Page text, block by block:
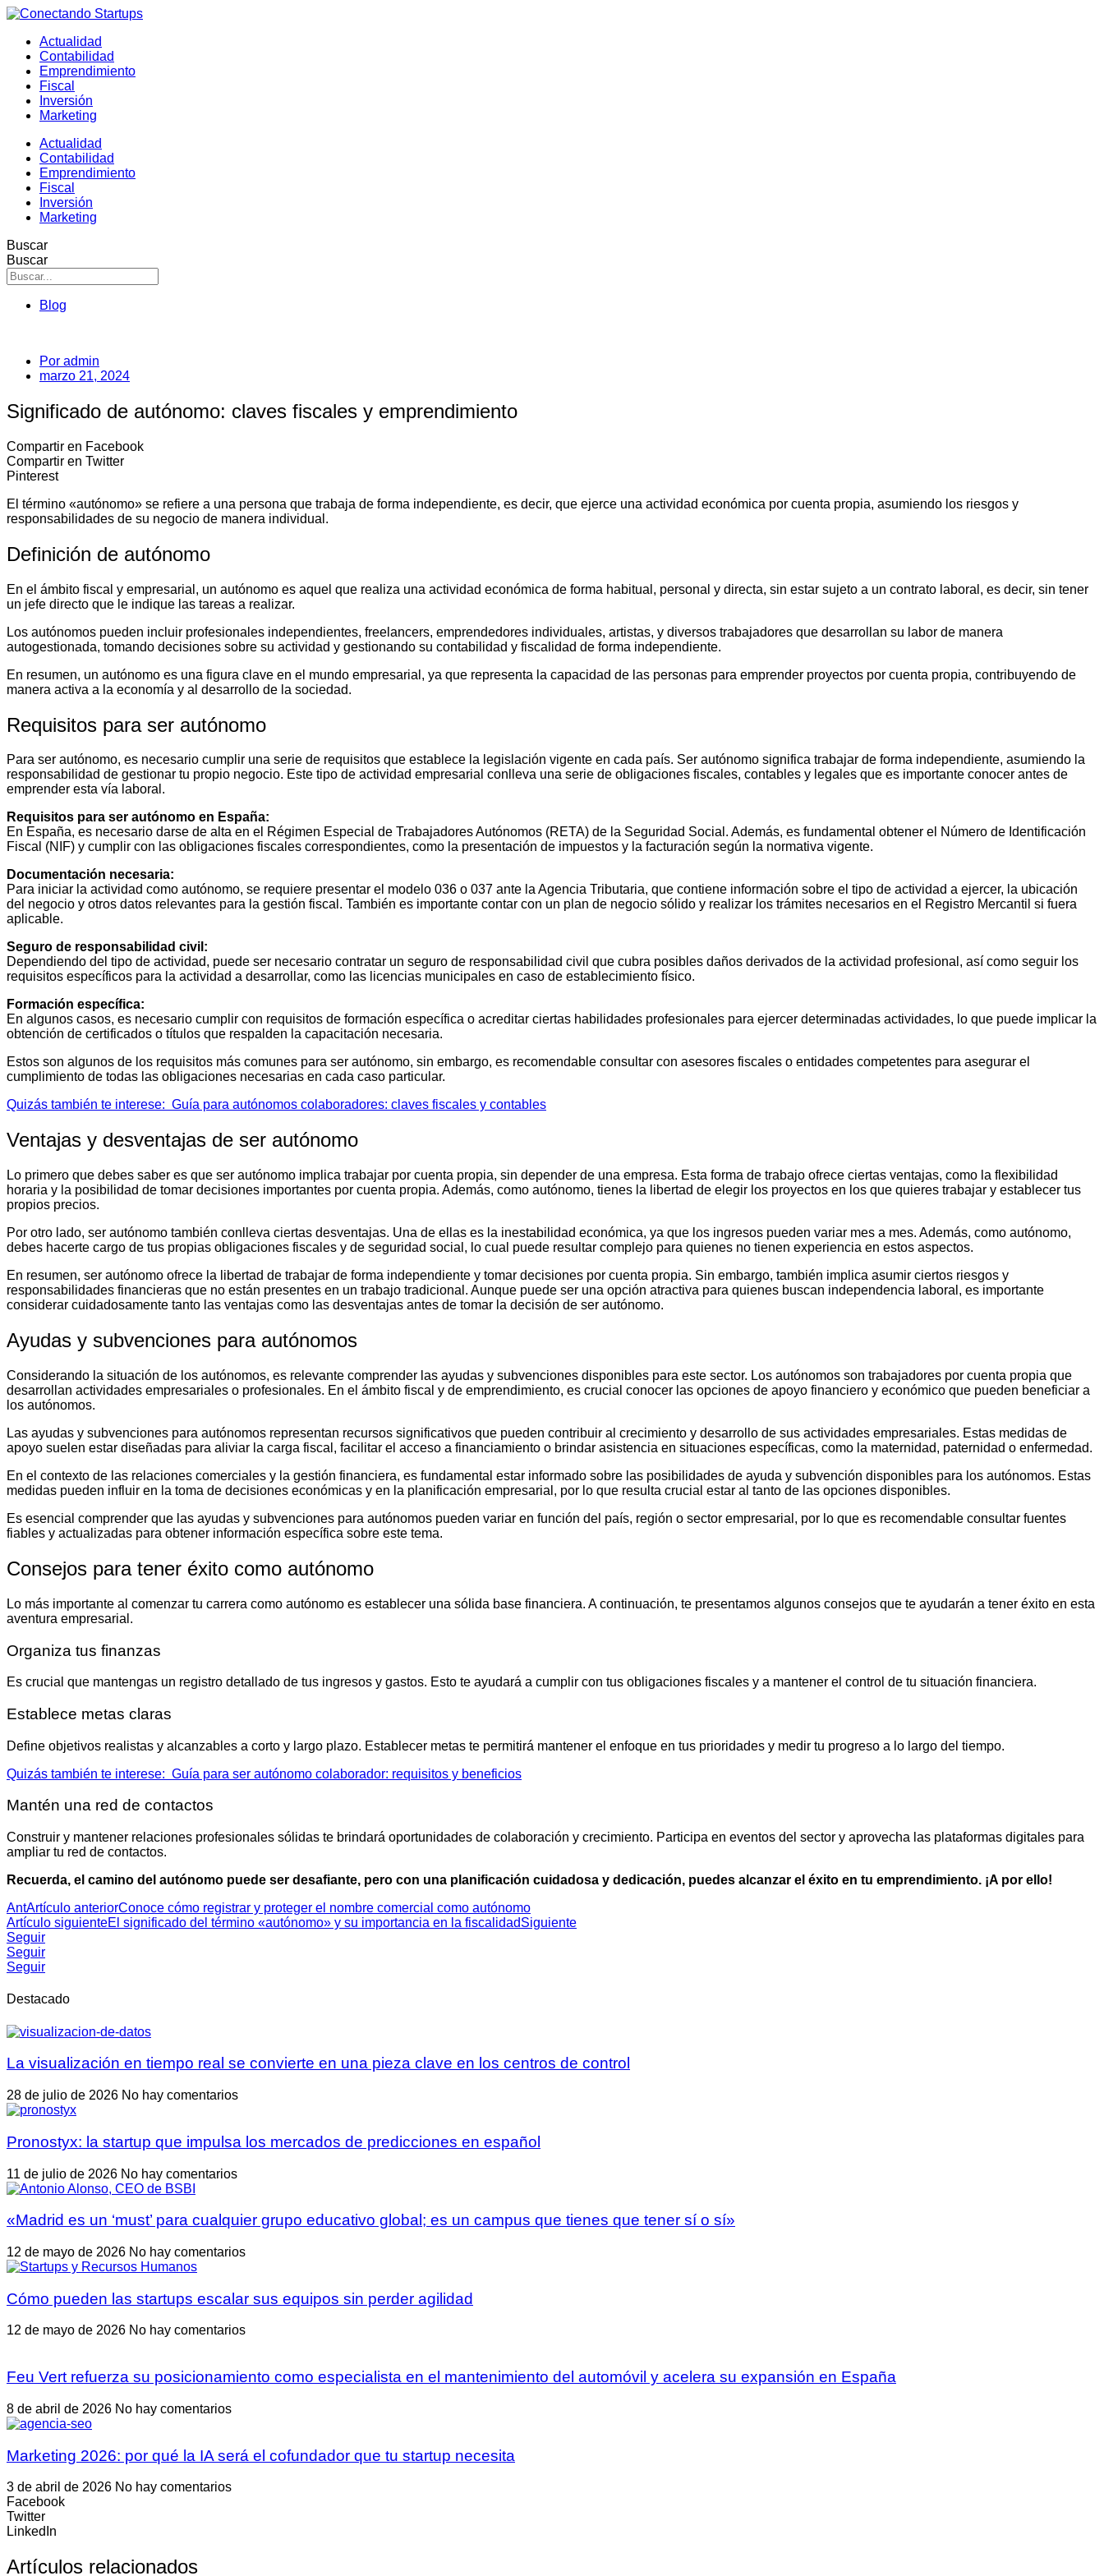
Actualidad
Contabilidad
Emprendimiento
Fiscal
Inversión
Marketing
Actualidad
Contabilidad
Emprendimiento
Fiscal
Inversión
Marketing
Buscar
Buscar
Blog
Por admin
marzo 21, 2024
Significado de autónomo: claves fiscales y emprendimiento
Compartir en Facebook
Compartir en Twitter
Pinterest
El término «autónomo» se refiere a una persona que trabaja de forma independiente, es decir, que ejerce una actividad económica por cuenta propia, asumiendo los riesgos y
responsabilidades de su negocio de manera individual.
Definición de autónomo
En el ámbito fiscal y empresarial, un autónomo es aquel que realiza una actividad económica de forma habitual, personal y directa, sin estar sujeto a un contrato laboral, es decir, sin tener
un jefe directo que le indique las tareas a realizar.
Los autónomos pueden incluir profesionales independientes, freelancers, emprendedores individuales, artistas, y diversos trabajadores que desarrollan su labor de manera
autogestionada, tomando decisiones sobre su actividad y gestionando su contabilidad y fiscalidad de forma independiente.
En resumen, un autónomo es una figura clave en el mundo empresarial, ya que representa la capacidad de las personas para emprender proyectos por cuenta propia, contribuyendo de
manera activa a la economía y al desarrollo de la sociedad.
Requisitos para ser autónomo
Para ser autónomo, es necesario cumplir una serie de requisitos que establece la legislación vigente en cada país. Ser autónomo significa trabajar de forma independiente, asumiendo la
responsabilidad de gestionar tu propio negocio. Este tipo de actividad empresarial conlleva una serie de obligaciones fiscales, contables y legales que es importante conocer antes de
emprender esta vía laboral.
Requisitos para ser autónomo en España:
En España, es necesario darse de alta en el Régimen Especial de Trabajadores Autónomos (RETA) de la Seguridad Social. Además, es fundamental obtener el Número de Identificación
Fiscal (NIF) y cumplir con las obligaciones fiscales correspondientes, como la presentación de impuestos y la facturación según la normativa vigente.
Documentación necesaria:
Para iniciar la actividad como autónomo, se requiere presentar el modelo 036 o 037 ante la Agencia Tributaria, que contiene información sobre el tipo de actividad a ejercer, la ubicación
del negocio y otros datos relevantes para la gestión fiscal. También es importante contar con un plan de negocio sólido y realizar los trámites necesarios en el Registro Mercantil si fuera
aplicable.
Seguro de responsabilidad civil:
Dependiendo del tipo de actividad, puede ser necesario contratar un seguro de responsabilidad civil que cubra posibles daños derivados de la actividad profesional, así como seguir los
requisitos específicos para la actividad a desarrollar, como las licencias municipales en caso de establecimiento físico.
Formación específica:
En algunos casos, es necesario cumplir con requisitos de formación específica o acreditar ciertas habilidades profesionales para ejercer determinadas actividades, lo que puede implicar la
obtención de certificados o títulos que respalden la capacitación necesaria.
Estos son algunos de los requisitos más comunes para ser autónomo, sin embargo, es recomendable consultar con asesores fiscales o entidades competentes para asegurar el
cumplimiento de todas las obligaciones necesarias en cada caso particular.
Quizás también te interese: Guía para autónomos colaboradores: claves fiscales y contables
Ventajas y desventajas de ser autónomo
Lo primero que debes saber es que ser autónomo implica trabajar por cuenta propia, sin depender de una empresa. Esta forma de trabajo ofrece ciertas ventajas, como la flexibilidad
horaria y la posibilidad de tomar decisiones importantes por cuenta propia. Además, como autónomo, tienes la libertad de elegir los proyectos en los que quieres trabajar y establecer tus
propios precios.
Por otro lado, ser autónomo también conlleva ciertas desventajas. Una de ellas es la inestabilidad económica, ya que los ingresos pueden variar mes a mes. Además, como autónomo,
debes hacerte cargo de tus propias obligaciones fiscales y de seguridad social, lo cual puede resultar complejo para quienes no tienen experiencia en estos aspectos.
En resumen, ser autónomo ofrece la libertad de trabajar de forma independiente y tomar decisiones por cuenta propia. Sin embargo, también implica asumir ciertos riesgos y
responsabilidades financieras que no están presentes en un trabajo tradicional. Aunque puede ser una opción atractiva para quienes buscan independencia laboral, es importante
considerar cuidadosamente tanto las ventajas como las desventajas antes de tomar la decisión de ser autónomo.
Ayudas y subvenciones para autónomos
Considerando la situación de los autónomos, es relevante comprender las ayudas y subvenciones disponibles para este sector. Los autónomos son trabajadores por cuenta propia que
desarrollan actividades empresariales o profesionales. En el ámbito fiscal y de emprendimiento, es crucial conocer las opciones de apoyo financiero y económico que pueden beneficiar a
los autónomos.
Las ayudas y subvenciones para autónomos representan recursos significativos que pueden contribuir al crecimiento y desarrollo de sus actividades empresariales. Estas medidas de
apoyo suelen estar diseñadas para aliviar la carga fiscal, facilitar el acceso a financiamiento o brindar asistencia en situaciones específicas, como la maternidad, paternidad o enfermedad.
En el contexto de las relaciones comerciales y la gestión financiera, es fundamental estar informado sobre las posibilidades de ayuda y subvención disponibles para los autónomos. Estas
medidas pueden influir en la toma de decisiones económicas y en la planificación empresarial, por lo que resulta crucial estar al tanto de las opciones disponibles.
Es esencial comprender que las ayudas y subvenciones para autónomos pueden variar en función del país, región o sector empresarial, por lo que es recomendable consultar fuentes
fiables y actualizadas para obtener información específica sobre este tema.
Consejos para tener éxito como autónomo
Lo más importante al comenzar tu carrera como autónomo es establecer una sólida base financiera. A continuación, te presentamos algunos consejos que te ayudarán a tener éxito en esta
aventura empresarial.
Organiza tus finanzas
Es crucial que mantengas un registro detallado de tus ingresos y gastos. Esto te ayudará a cumplir con tus obligaciones fiscales y a mantener el control de tu situación financiera.
Establece metas claras
Define objetivos realistas y alcanzables a corto y largo plazo. Establecer metas te permitirá mantener el enfoque en tus prioridades y medir tu progreso a lo largo del tiempo.
Quizás también te interese: Guía para ser autónomo colaborador: requisitos y beneficios
Mantén una red de contactos
Construir y mantener relaciones profesionales sólidas te brindará oportunidades de colaboración y crecimiento. Participa en eventos del sector y aprovecha las plataformas digitales para
ampliar tu red de contactos.
Recuerda, el camino del autónomo puede ser desafiante, pero con una planificación cuidadosa y dedicación, puedes alcanzar el éxito en tu emprendimiento. ¡A por ello!
AntArtículo anteriorConoce cómo registrar y proteger el nombre comercial como autónomo
Artículo siguienteEl significado del término «autónomo» y su importancia en la fiscalidadSiguiente
Seguir
Seguir
Seguir
Destacado
La visualización en tiempo real se convierte en una pieza clave en los centros de control
28 de julio de 2026 No hay comentarios
Pronostyx: la startup que impulsa los mercados de predicciones en español
11 de julio de 2026 No hay comentarios
«Madrid es un ‘must’ para cualquier grupo educativo global; es un campus que tienes que tener sí o sí»
12 de mayo de 2026 No hay comentarios
Cómo pueden las startups escalar sus equipos sin perder agilidad
12 de mayo de 2026 No hay comentarios
Feu Vert refuerza su posicionamiento como especialista en el mantenimiento del automóvil y acelera su expansión en España
8 de abril de 2026 No hay comentarios
Marketing 2026: por qué la IA será el cofundador que tu startup necesita
3 de abril de 2026 No hay comentarios
Facebook
Twitter
LinkedIn
Artículos relacionados